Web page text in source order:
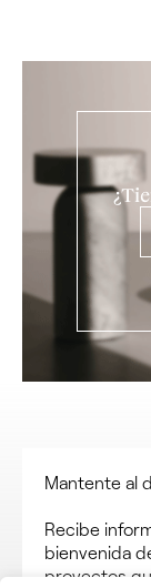
Mantente al
Recibe
bienvenida
proyectos